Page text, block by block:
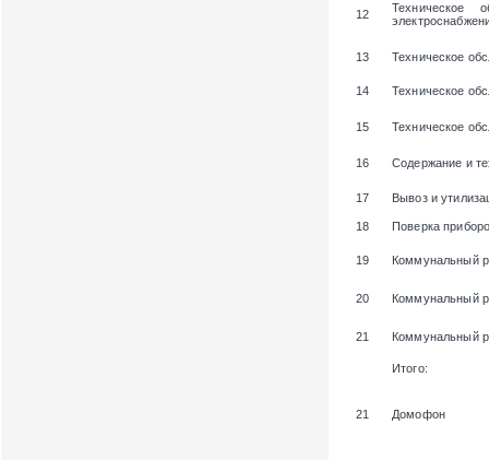
12
Техническое
13 Техническое
14 Техническое
15 Техническое
16 Содержание и
17 Вывоз и
18 Поверка
19 Коммунальный
20 Коммунальный
21 Коммунальный
Итого:
21 Домофон